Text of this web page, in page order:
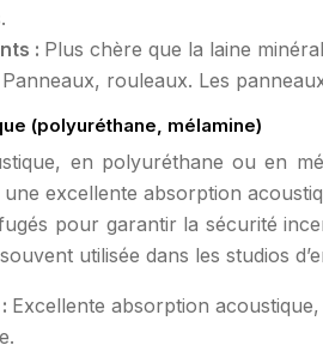
: Plus chère que la laine
Panneaux, rouleaux. Les
(polyuréthane, mélamine)
en polyuréthane ou en
une excellente absorption
pour garantir la sécurité
utilisée dans les studios
Excellente absorption